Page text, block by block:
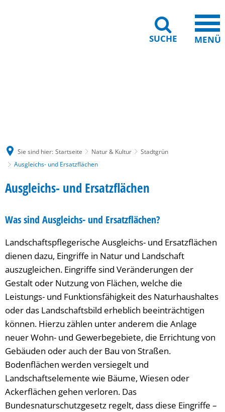
SUCHE MENÜ
Sie sind hier: Startseite Natur & Kultur
Stadtgrün
Ausgleichs- und Ersatzflächen
Ausgleichs-
Ersatzflächen
Ausgleichs- und Ersatzflächen
Was sind Ausgleichs- und Ersatzflächen?
Landschaftspflegerische Ausgleichs- und Ersatzflächen
dienen dazu, Eingriffe in Natur und Landschaft
auszugleichen. Eingriffe sind Veränderungen der
Gestalt oder Nutzung von Flächen, welche die
Leistungs- und Funktionsfähigkeit des Naturhaushaltes
oder das Landschaftsbild erheblich beeinträchtigen
können. Hierzu zählen unter anderem die Anlage
neuer Wohn- und Gewerbegebiete, die Errichtung von
Gebäuden oder auch der Bau von Straßen.
Bodenflächen werden versiegelt und
Landschaftselemente wie Bäume, Wiesen oder
Ackerflächen gehen verloren. Das
Bundesnaturschutzgesetz regelt, dass diese Eingriffe –